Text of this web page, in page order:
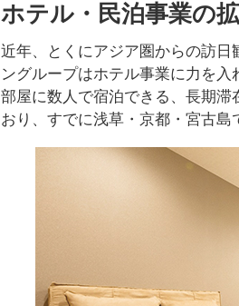
ホテル・民泊事業の
近年、とくにアジア圏からの訪日
ングループはホテル事業に力を
部屋に数人で宿泊できる、長期
おり、すでに浅草・京都・宮古島